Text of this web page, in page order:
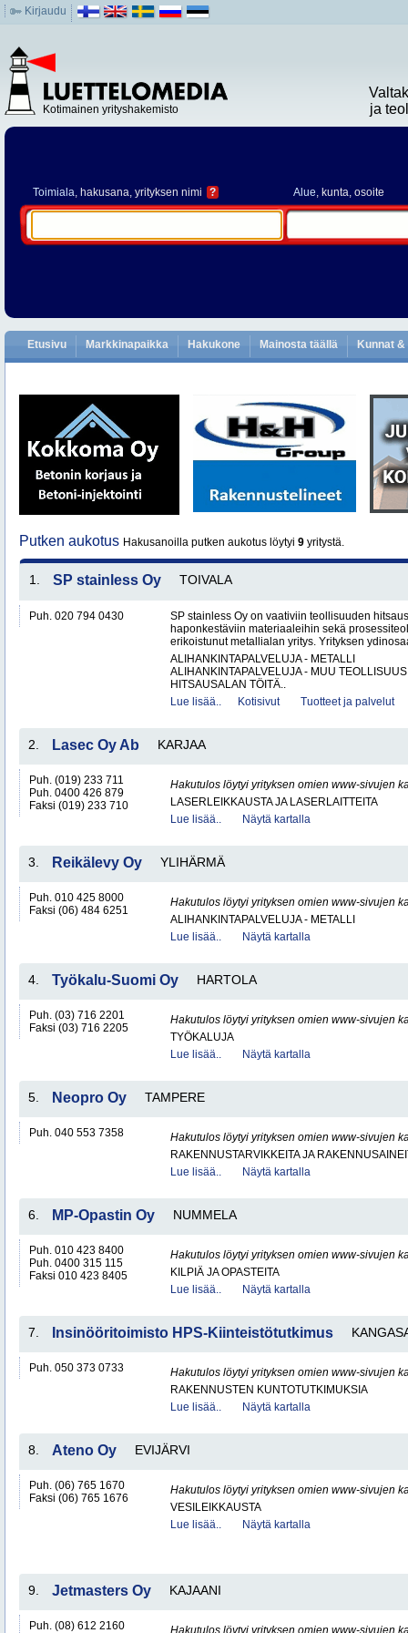
Kirjaudu
Kotimainen yrityshakemisto
ja
Toimiala, hakusana, yrityksen nimi ? Alue, kunta, osoite
Etusivu Markkinapaikka Hakukone Mainosta täällä Kunnat
Putken aukotus Hakusanoilla putken aukotus löytyi 9 yritystä.
1. SP stainless Oy TOIVALA
Puh. 020 794 0430
SP stainless Oy on vaativiin teollisuuden
haponkestäviin materiaaleihin sekä
erikoistunut metallialan yritys. Yrityksen
ALIHANKINTAPALVELUJA - METALLI
ALIHANKINTAPALVELUJA - MUU TEOLLISUUS
HITSAUSALAN TÖITÄ..
Lue lisää..
Kotisivut Tuotteet ja palvelut
2. Lasec Oy Ab KARJAA
Puh. (019) 233 711
Puh. 0400 426 879
Faksi (019) 233 710
Hakutulos löytyi yrityksen omien www-sivujen
LASERLEIKKAUSTA JA LASERLAITTEITA
Lue lisää..
Näytä kartalla
3. Reikälevy Oy YLIHÄRMÄ
Puh. 010 425 8000
Faksi (06) 484 6251
Hakutulos löytyi yrityksen omien www-sivujen
ALIHANKINTAPALVELUJA - METALLI
Lue lisää..
Näytä kartalla
4. Työkalu-Suomi Oy HARTOLA
Puh. (03) 716 2201
Faksi (03) 716 2205
Hakutulos löytyi yrityksen omien www-sivujen
TYÖKALUJA
Lue lisää..
Näytä kartalla
5. Neopro Oy TAMPERE
Puh. 040 553 7358
Hakutulos löytyi yrityksen omien www-sivujen
RAKENNUSTARVIKKEITA JA
Lue lisää..
Näytä kartalla
6. MP-Opastin Oy NUMMELA
Puh. 010 423 8400
Puh. 0400 315 115
Faksi 010 423 8405
Hakutulos löytyi yrityksen omien www-sivujen
KILPIÄ JA OPASTEITA
Lue lisää..
Näytä kartalla
7. Insinööritoimisto HPS-Kiinteistötutkimus
Puh. 050 373 0733
Hakutulos löytyi yrityksen omien www-sivujen
RAKENNUSTEN KUNTOTUTKIMUKSIA
Lue lisää..
Näytä kartalla
8. Ateno Oy EVIJÄRVI
Puh. (06) 765 1670
Faksi (06) 765 1676
Hakutulos löytyi yrityksen omien www-sivujen
VESILEIKKAUSTA
Lue lisää..
Näytä kartalla
9. Jetmasters Oy KAJAANI
Puh. (08) 612 2160
Hakutulos löytyi yrityksen omien www-sivujen